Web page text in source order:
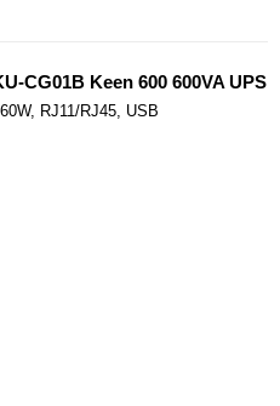
CG01B Keen 600 600VA UPS
RJ11/RJ45, USB